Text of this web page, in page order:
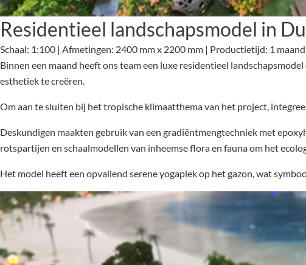
Residentieel landschapsmodel in
Schaal: 1:100 | Afmetingen: 2400 mm x 2200 mm | Productietijd: 1 maand
Binnen een maand heeft ons team een luxe residentieel
esthetiek te creëren.
Om aan te sluiten bij het tropische klimaatthema van het project,
Deskundigen maakten gebruik van een gradiëntmengtechniek met
rotspartijen en schaalmodellen van inheemse flora en fauna om het
Het model heeft een opvallend serene yogaplek op het gazon, wat